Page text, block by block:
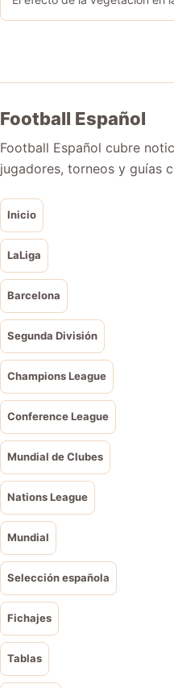
Football Español
Football Español cubre
jugadores, torneos y guías
Inicio
LaLiga
Barcelona
Segunda División
Champions League
Conference League
Mundial de Clubes
Nations League
Mundial
Selección española
Fichajes
Tablas